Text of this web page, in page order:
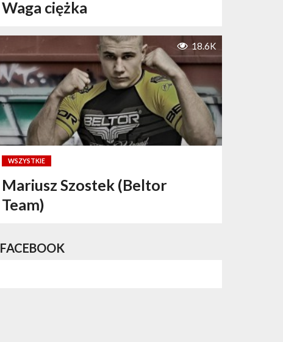
Waga ciężka
18.6K
WSZYSTKIE
Mariusz Szostek (Beltor
Team)
FACEBOOK